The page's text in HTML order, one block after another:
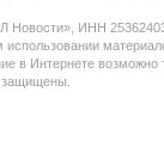
ИНН
в Интернете возможно